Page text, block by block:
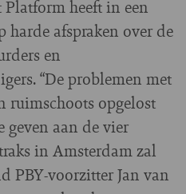
heeft in een
harde afspraken over de
en
“De problemen met
ruimschoots opgelost
aan de vier
in Amsterdam zal
PBY-voorzitter Jan van